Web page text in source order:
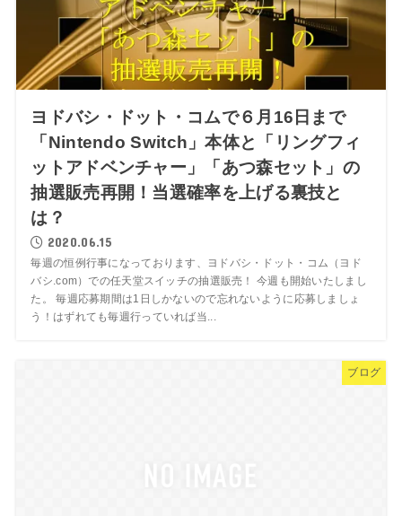
ヨドバシ・ドット・コムで６月16日まで
「Nintendo Switch」本体と「リングフィ
ットアドベンチャー」「あつ森セット」の
抽選販売再開！当選確率を上げる裏技と
は？
2020.06.15
毎週の恒例行事になっております、ヨドバシ・ドット・コム（ヨド
バシ.com）での任天堂スイッチの抽選販売！ 今週も開始いたしまし
た。 毎週応募期間は1日しかないので忘れないように応募しましょ
う！はずれても毎週行っていれば当...
ブログ